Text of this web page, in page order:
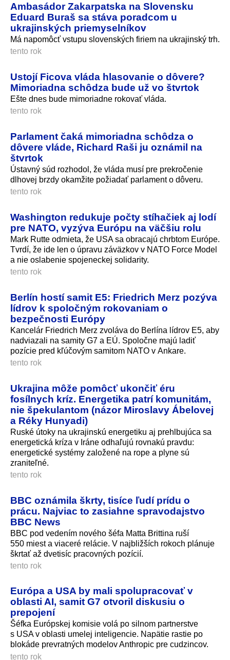
Ambasádor Zakarpatska na Slovensku
Eduard Buraš sa stáva poradcom u
ukrajinských priemyselníkov
Má napomôcť vstupu slovenských firiem na ukrajinský trh.
tento rok
Ustojí Ficova vláda hlasovanie o dôvere?
Mimoriadna schôdza bude už vo štvrtok
Ešte dnes bude mimoriadne rokovať vláda.
tento rok
Parlament čaká mimoriadna schôdza o
dôvere vláde, Richard Raši ju oznámil na
štvrtok
Ústavný súd rozhodol, že vláda musí pre prekročenie
dlhovej brzdy okamžite požiadať parlament o dôveru.
tento rok
Washington redukuje počty stíhačiek aj lodí
pre NATO, vyzýva Európu na väčšiu rolu
Mark Rutte odmieta, že USA sa obracajú chrbtom Európe.
Tvrdí, že ide len o úpravu záväzkov v NATO Force Model
a nie oslabenie spojeneckej solidarity.
tento rok
Berlín hostí samit E5: Friedrich Merz pozýva
lídrov k spoločným rokovaniam o
bezpečnosti Európy
Kancelár Friedrich Merz zvoláva do Berlína lídrov E5, aby
nadviazali na samity G7 a EÚ. Spoločne majú ladiť
pozície pred kľúčovým samitom NATO v Ankare.
tento rok
Ukrajina môže pomôcť ukončiť éru
fosílnych kríz. Energetika patrí komunitám,
nie špekulantom (názor Miroslavy Ábelovej
a Réky Hunyadi)
Ruské útoky na ukrajinskú energetiku aj prehlbujúca sa
energetická kríza v Iráne odhaľujú rovnakú pravdu:
energetické systémy založené na rope a plyne sú
zraniteľné.
tento rok
BBC oznámila škrty, tisíce ľudí prídu o
prácu. Najviac to zasiahne spravodajstvo
BBC News
BBC pod vedením nového šéfa Matta Brittina ruší
550 miest a viaceré relácie. V najbližších rokoch plánuje
škrtať až dvetisíc pracovných pozícií.
tento rok
Európa a USA by mali spolupracovať v
oblasti AI, samit G7 otvoril diskusiu o
prepojení
Šéfka Európskej komisie volá po silnom partnerstve
s USA v oblasti umelej inteligencie. Napätie rastie po
blokáde prevratných modelov Anthropic pre cudzincov.
tento rok